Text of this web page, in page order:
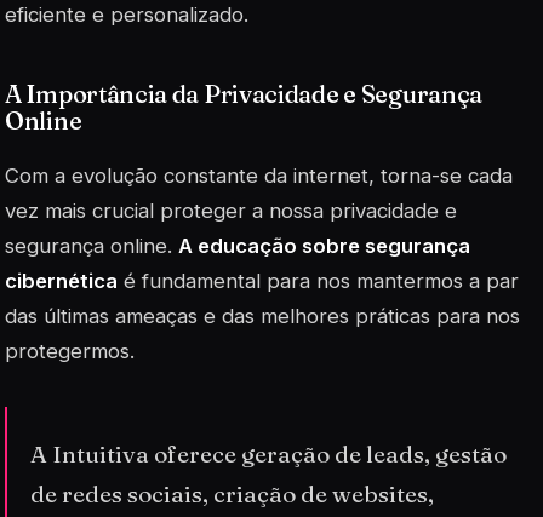
eficiente e personalizado.
A Importância da Privacidade e Segurança
Online
Com a evolução constante da internet, torna-se cada
vez mais crucial proteger a nossa privacidade e
segurança online. A educação sobre segurança
cibernética é fundamental para nos mantermos a par
das últimas ameaças e das melhores práticas para nos
protegermos.
A Intuitiva oferece geração de leads, gestão
de redes sociais, criação de websites,